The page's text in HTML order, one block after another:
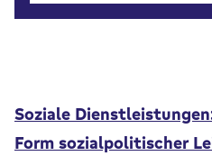
Soziale
Form sozialpolitischer